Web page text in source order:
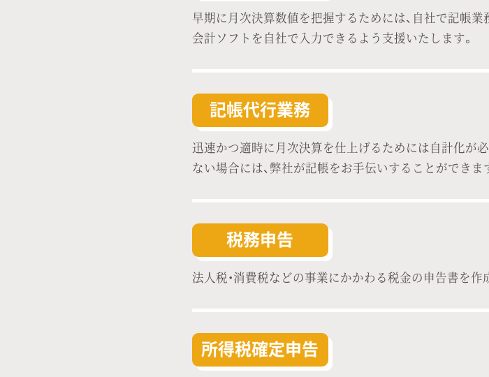
早期に月次決算数値を把握するためには、自社で記帳業
会計ソフトを自社で入力できるよう支援いたします。
記帳代行業務
迅速かつ適時に月次決算を仕上げるためには自計化が
ない場合には、弊社が記帳をお手伝いすることができま
税務申告
法人税・消費税などの事業にかかわる税金の申告書を作
所得税確定申告